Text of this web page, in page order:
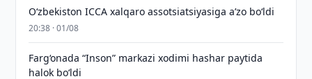
O‘zbekiston ICCA xalqaro assotsiatsiyasiga aʼzo bo‘ldi
20:38 · 01/08
Farg‘onada “Inson” markazi xodimi hashar paytida
halok bo‘ldi